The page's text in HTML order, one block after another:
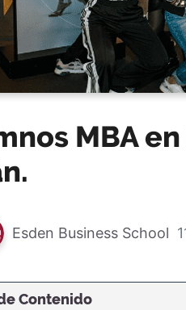
MBA
Esden Business School
Contenido